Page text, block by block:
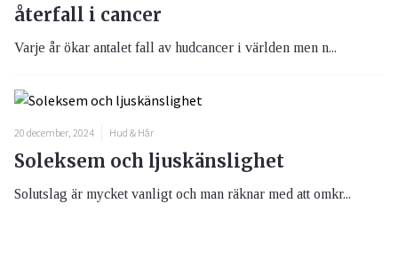
återfall i cancer
Varje år ökar antalet fall av hudcancer i världen men n...
20 december, 2024 Hud & Hår
Soleksem och ljuskänslighet
Solutslag är mycket vanligt och man räknar med att omkr...